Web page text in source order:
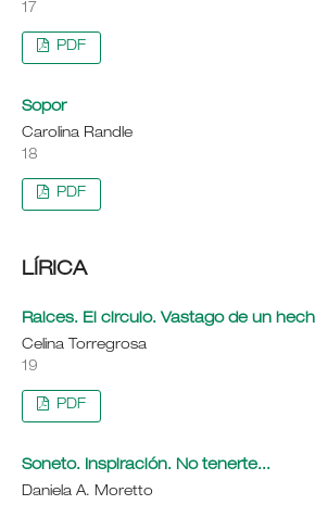
17
PDF
Sopor
Carolina Randle
18
PDF
LÍRICA
Raices. El circulo. Vastago de un
Celina Torregrosa
19
PDF
Soneto. Inspiración. No tenerte...
Daniela A. Moretto